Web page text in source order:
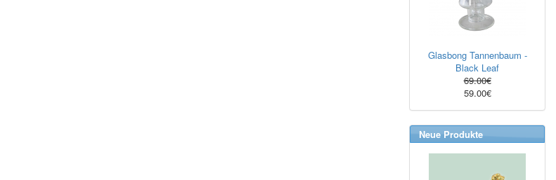
Glasbong Tannenbaum -
Black Leaf
69.00€
59.00€
Neue Produkte